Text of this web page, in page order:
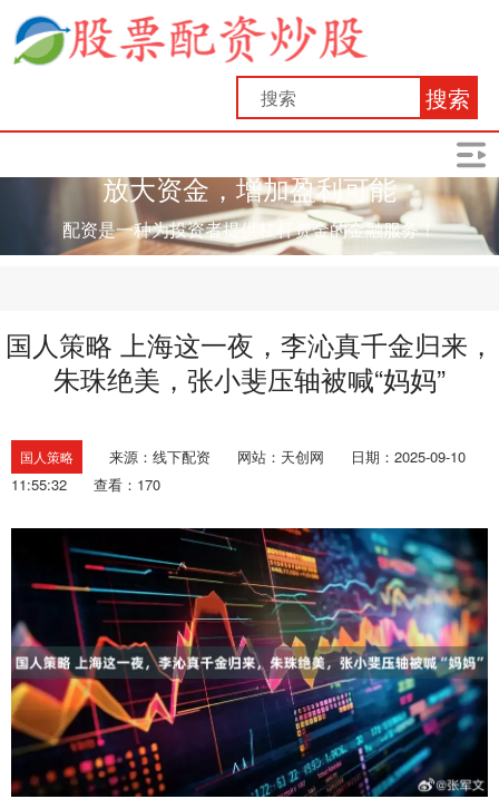
搜索
放大资金，增加盈利可能
配资是一种为投资者提供杠杆资金的金融服务！
国人策略 上海这一夜，李沁真千金归来，
朱珠绝美，张小斐压轴被喊“妈妈”
国人策略 来源：线下配资 网站：天创网
日期：2025-09-10
11:55:32
查看：170